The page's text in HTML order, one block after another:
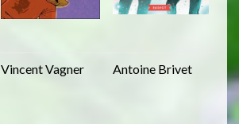
Vincent Vagner Antoine Brivet